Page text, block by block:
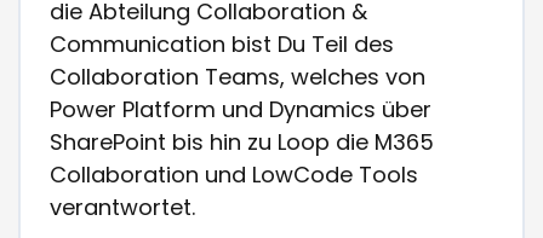
die Abteilung Collaboration &
Communication bist Du Teil des
Collaboration Teams, welches von
Power Platform und Dynamics über
SharePoint bis hin zu Loop die M365
Collaboration und LowCode Tools
verantwortet.